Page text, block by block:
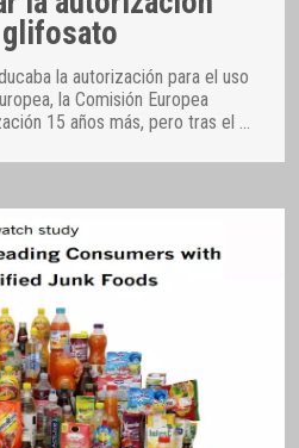
la autorización para el uso
la Comisión Europea
15 años más, pero tras el …